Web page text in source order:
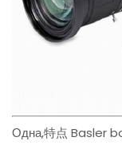
Одна,特点 Basler